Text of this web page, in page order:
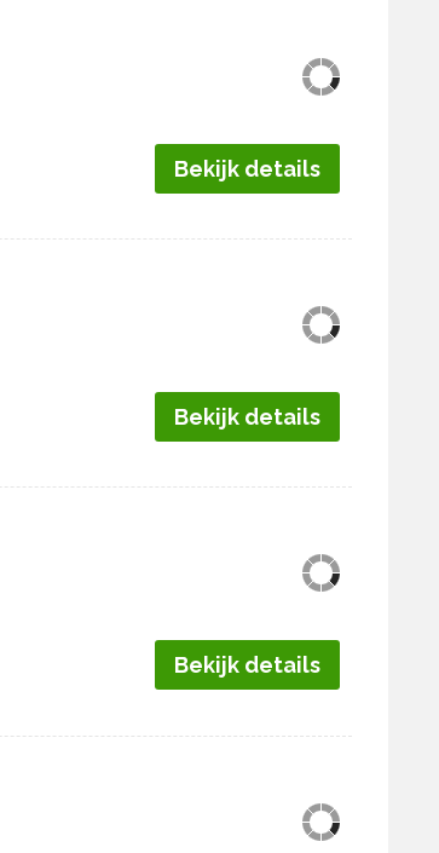
Bekijk details
Bekijk details
Bekijk details